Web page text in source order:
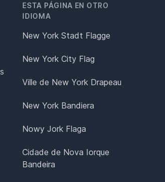
ESTA PÁGINA EN OTRO
IDIOMA
New York Stadt Flagge
New York City Flag
Ville de New York Drapeau
New York Bandiera
Nowy Jork Flaga
Cidade de Nova Iorque
Bandeira